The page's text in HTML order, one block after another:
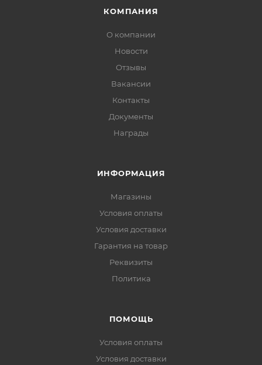
КОМПАНИЯ
О компании
Новости
Отзывы
Вакансии
Контакты
Документы
Награды
ИНФОРМАЦИЯ
Магазины
Условия оплаты
Условия доставки
Гарантия на товар
Реквизиты
Политика
ПОМОЩЬ
Условия оплаты
Условия доставки